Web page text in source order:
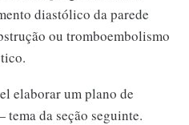
diastólico da parede
ou tromboembolismo
elaborar um plano de
da seção seguinte.